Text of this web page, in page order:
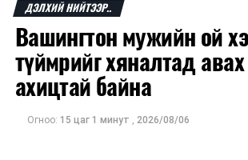
“Уралдронзавод” компани 2023 онд
хотод байгуулагдсан бөгөөд
төхөөрөмж үйлдвэрлэдэг аж. Тус
оны орлого 6.2 тэрбум рубль,
тэрбум рубльд хүрсэн гэж РБК
Одоогоор дэлбэрэлтийн шалтгаан,
ДЭЛХИЙ НИЙТЭЭР..
Вашингтон мужийн ой
түймрийг хяналтад
ахицтай байна
Огноо: 15 цаг 1 минут , 2026/08/06